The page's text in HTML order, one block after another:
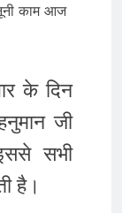
काम आज
के दिन
जी
सभी
है।